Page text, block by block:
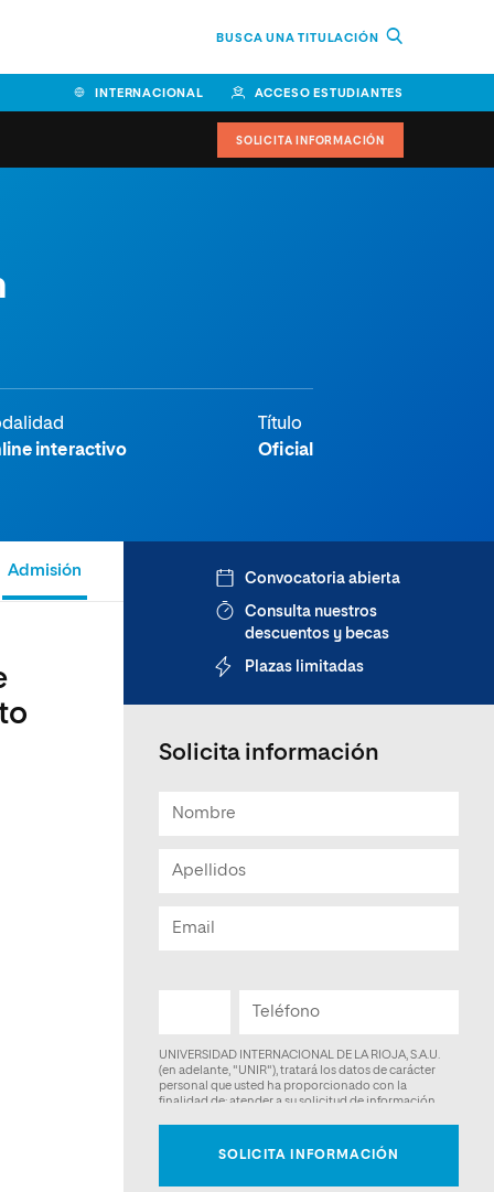
BUSCA UNA TITULACIÓN
INTERNACIONAL ACCESO ESTUDIANTES
SOLICITA INFORMACIÓN
interactivo
Título
Oficial
Admisión Convocatoria abierta
Consulta nuestros
descuentos y becas
Plazas limitadas
Solicita información